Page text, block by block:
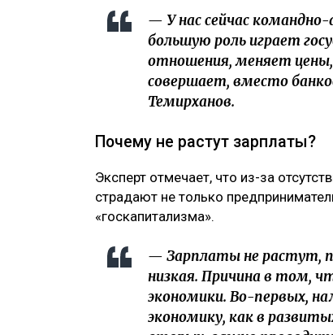
— У нас сейчас
большую роль играет
отношения, меняет
совершает, вместо
Темирханов.
Почему не растут зарплаты?
Эксперт отмечает, что из-за
страдают не только
«госкапитализма».
— Зарплаты не растут,
низкая. Причина в том,
экономики. Во-первых,
экономику, как в